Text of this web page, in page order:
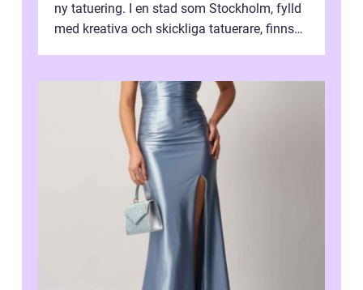
ny tatuering. I en stad som Stockholm, fylld
med kreativa och skickliga tatuerare, finns